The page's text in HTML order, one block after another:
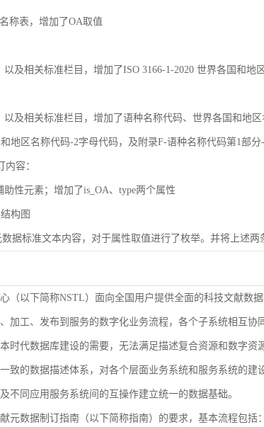
ISO 3166-1）
639-1）
称表，增加了OA取值
及相关标准栏目，增加了ISO 3166-1-2020 世界各国和地
及相关标准栏目，增加了语种名称代码、世界各国和地区
地区名称代码-2字母代码，及附录F-语种名称代码第1部分-
容：
助性元素；增加了is_OA、type两个属性
构图
据标准文本内容，对于属性取值进行了枚举。并将上述两
（以下简称NSTL）面向全国用户提供全面的科技文献数
加工、发布到服务的数字化业务流程，各个子系统相互
时代数据库建设的需要，无法满足描述复合资源和数字
致的数据描述体系，对各个层面业务系统和服务系统的建
不同应用服务系统间的互操作建立统一的数据基础。
元数据制订指南（以下简称指南）的要求，基本流程包括